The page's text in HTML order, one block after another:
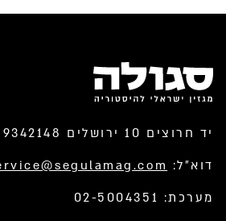
יד חרוצים 10 ירושלים 9342148
דוא”ל:
מערכת: 02-5004351